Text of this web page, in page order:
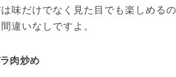
味だけでなく見た目でも楽しめる
違いなしですよ。
肉炒め